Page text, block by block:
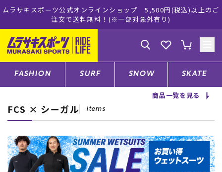
ツ公式オンラインショップ 5,500円(税込)以上のご
注文で送料無料！(※一部対象外有り)
ムラサキスポ
ゲスト様
ログイン 会員登録
店舗一覧
CATEGORY
FASHION SURF SNOW SKATE
商品一覧を見る
FCS × シーガル items